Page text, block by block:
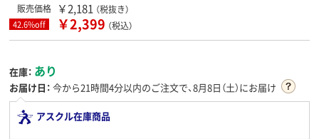
販売価格 ￥2,181 （税抜き）
42.6%off ￥2,399 （税込）
在庫： あり
お届け日： 今から21時間4分以内のご注文で、8月8日（土）にお届け
アスクル在庫商品